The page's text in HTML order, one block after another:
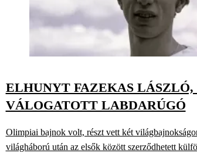
ELHUNYT FAZEKAS LÁSZLÓ,
VÁLOGATOTT LABDARÚGÓ
Olimpiai bajnok volt, részt vett két
világháború után az elsők között szerződhetett